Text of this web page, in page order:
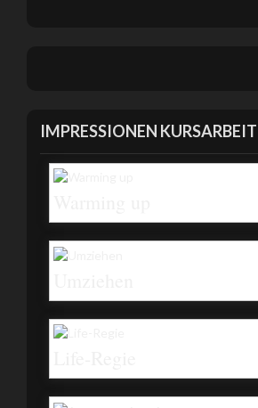
IMPRESSIONEN KURSARBEIT